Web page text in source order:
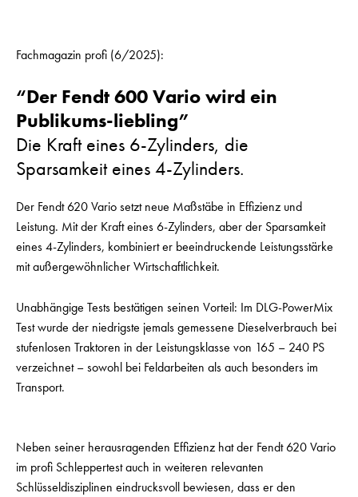
Fachmagazin profi (6/2025):
“Der Fendt 600 Vario wird ein
Publikums-liebling”
Die Kraft eines 6-Zylinders, die
Sparsamkeit eines 4-Zylinders.
Der Fendt 620 Vario setzt neue Maßstäbe in Effizienz und
Leistung. Mit der Kraft eines 6-Zylinders, aber der Sparsamkeit
eines 4-Zylinders, kombiniert er beeindruckende Leistungsstärke
mit außergewöhnlicher Wirtschaftlichkeit.
Unabhängige Tests bestätigen seinen Vorteil: Im DLG-PowerMix
Test wurde der niedrigste jemals gemessene Dieselverbrauch bei
stufenlosen Traktoren in der Leistungsklasse von 165 – 240 PS
verzeichnet – sowohl bei Feldarbeiten als auch besonders im
Transport.
Neben seiner herausragenden Effizienz hat der Fendt 620 Vario
im profi Schleppertest auch in weiteren relevanten
Schlüsseldisziplinen eindrucksvoll bewiesen, dass er den